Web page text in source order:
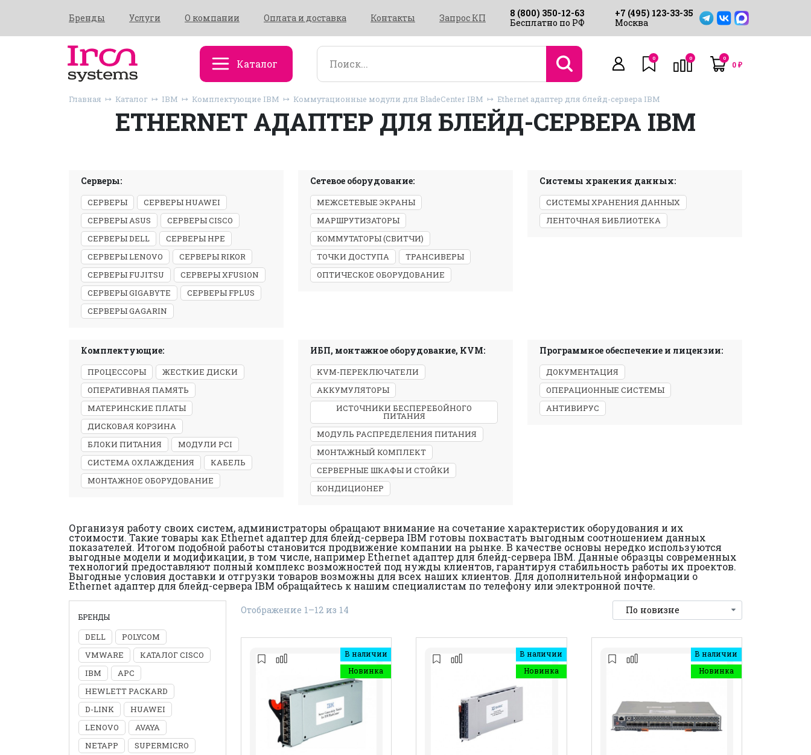
Бренды Услуги О компании Оплата и доставка Контакты Запрос КП
8 (800) 350-12-63
Бесплатно по РФ
+7 (495) 123-33-35
Москва
Каталог 0 0 0
0₽
Главная Каталог IBM Комплектующие IBM Коммутационные модули для BladeCenter IBM Ethernet адаптер для блейд-сервера IBM
ETHERNET АДАПТЕР ДЛЯ БЛЕЙД-СЕРВЕРА IBM
Серверы:
СЕРВЕРЫ
СЕРВЕРЫ HUAWEI
СЕРВЕРЫ ASUS
СЕРВЕРЫ CISCO
СЕРВЕРЫ DELL
СЕРВЕРЫ HPE
СЕРВЕРЫ LENOVO
СЕРВЕРЫ RIKOR
СЕРВЕРЫ FUJITSU
СЕРВЕРЫ XFUSION
СЕРВЕРЫ GIGABYTE
СЕРВЕРЫ FPLUS
СЕРВЕРЫ GAGARIN
Сетевое оборудование:
МЕЖСЕТЕВЫЕ ЭКРАНЫ
МАРШРУТИЗАТОРЫ
КОММУТАТОРЫ (СВИТЧИ)
ТОЧКИ ДОСТУПА
ТРАНСИВЕРЫ
ОПТИЧЕСКОЕ ОБОРУДОВАНИЕ
Системы хранения данных:
СИСТЕМЫ ХРАНЕНИЯ ДАННЫХ
ЛЕНТОЧНАЯ БИБЛИОТЕКА
Комплектующие:
ПРОЦЕССОРЫ
ЖЕСТКИЕ ДИСКИ
ОПЕРАТИВНАЯ ПАМЯТЬ
МАТЕРИНСКИЕ ПЛАТЫ
ДИСКОВАЯ КОРЗИНА
БЛОКИ ПИТАНИЯ
МОДУЛИ PCI
СИСТЕМА ОХЛАЖДЕНИЯ
КАБЕЛЬ
МОНТАЖНОЕ ОБОРУДОВАНИЕ
ИБП, монтажное оборудование, KVM:
KVM-ПЕРЕКЛЮЧАТЕЛИ
АККУМУЛЯТОРЫ
ИСТОЧНИКИ БЕСПЕРЕБОЙНОГО
ПИТАНИЯ
МОДУЛЬ РАСПРЕДЕЛЕНИЯ ПИТАНИЯ
МОНТАЖНЫЙ КОМПЛЕКТ
СЕРВЕРНЫЕ ШКАФЫ И СТОЙКИ
КОНДИЦИОНЕР
Программное обеспечение и лицензии:
ДОКУМЕНТАЦИЯ
ОПЕРАЦИОННЫЕ СИСТЕМЫ
АНТИВИРУС
Организуя работу своих систем, администраторы обращают внимание на сочетание характеристик оборудования и их
стоимости. Такие товары как Ethernet адаптер для блейд-сервера IBM готовы похвастать выгодным соотношением данных
показателей. Итогом подобной работы становится продвижение компании на рынке. В качестве основы нередко используются
выгодные модели и модификации, в том числе, например Ethernet адаптер для блейд-сервера IBM. Данные образцы современных
технологий предоставляют полный комплекс возможностей под нужды клиентов, гарантируя стабильность работы их проектов.
Выгодные условия доставки и отгрузки товаров возможны для всех наших клиентов. Для дополнительной информации о
Ethernet адаптер для блейд-сервера IBM обращайтесь к нашим специалистам по телефону или электронной почте.
БРЕНДЫ
DELL
POLYCOM
VMWARE
КАТАЛОГ CISCO
IBM
APC
HEWLETT PACKARD
D-LINK
HUAWEI
LENOVO
AVAYA
NETAPP
SUPERMICRO
Отображение 1–12 из 14
В наличии
Новинка
В наличии
Новинка
В наличии
Новинка